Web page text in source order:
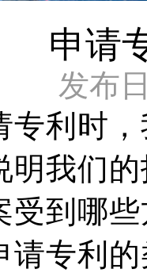
申请
发布
专利时
明我们
受到哪
请专利